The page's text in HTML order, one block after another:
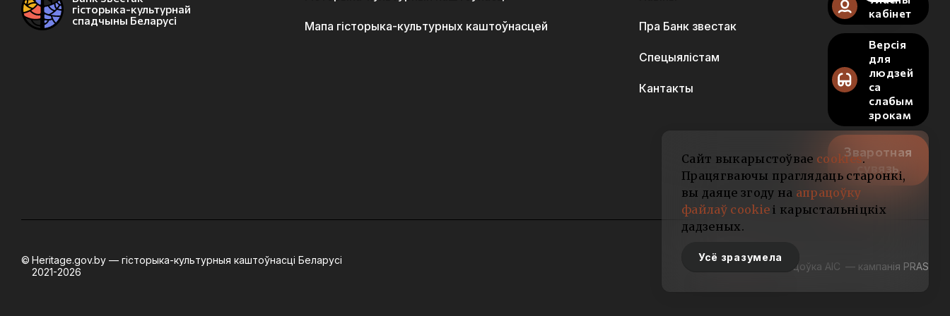
гісторыка-культурнай
спадчыны Беларусі
Мапа гісторыка-культурных каштоўнасцей Пра Банк звестак
Спецыялістам
Кантакты
кабінет
Версія
для
людзей
са
слабым
зрокам
Зваротная
сувязь
Heritage.gov.by — гісторыка-культурныя каштоўнасці Беларусі
2021-2026
Распрацоўка АІС — кампанія PRAS
Сайт выкарыстоўвае cookies.
Працягваючы праглядаць старонкі,
вы даяце згоду на апрацоўку
файлаў cookie і карыстальніцкіх
дадзеных.
Усё зразумела